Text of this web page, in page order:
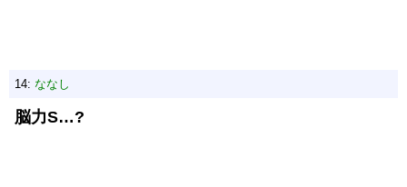
14: ななし
脳力S…?